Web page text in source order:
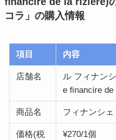
コラ」 の購入情報
項目 内容
店舗名
ル フィナン
e ﬁnancire
商品名 フィナンシェ
価格(税
¥270/1個